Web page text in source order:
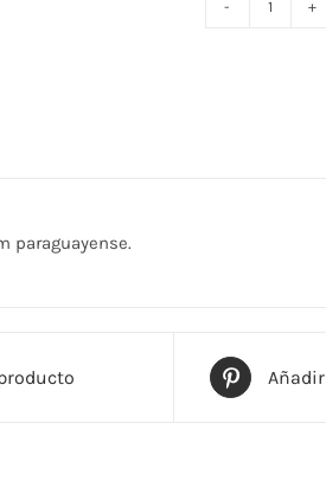
paraguayense.